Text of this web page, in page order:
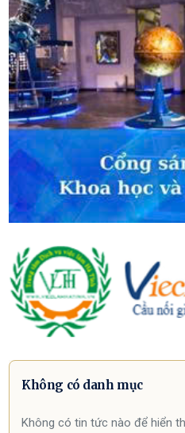
Không có danh mục
Không có tin tức nào để hiển